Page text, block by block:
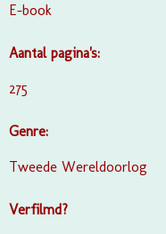
E-book
Aantal pagina's:
275
Genre:
Tweede Wereldoorlog
Verfilmd?